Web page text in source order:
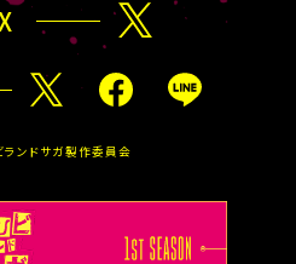
X
e
o
E
ンドサガ製作委員会